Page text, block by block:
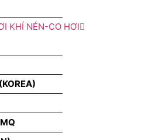
KHÍ NÉN-CO HƠI